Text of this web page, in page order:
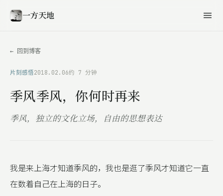
一方天地
← 回到博客
片刻感悟2018.02.06约 7 分钟
季风季风，你何时再来
季风，独立的文化立场，自由的思想表达
我是来上海才知道季风的，我也是逛了季风才知道它一直
在数着自己在上海的日子。